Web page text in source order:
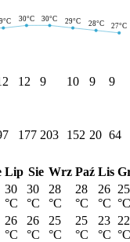
30°C 30°C 29°C 28°C 27°C
12 9 10 9 9
177 203 152 20 64
Lip Sie Wrz Paź Lis
30
°C
30
°C
28
°C
28
°C
26
°C
25
°C
26
°C
26
°C
25
°C
25
°C
23
°C
22
°C